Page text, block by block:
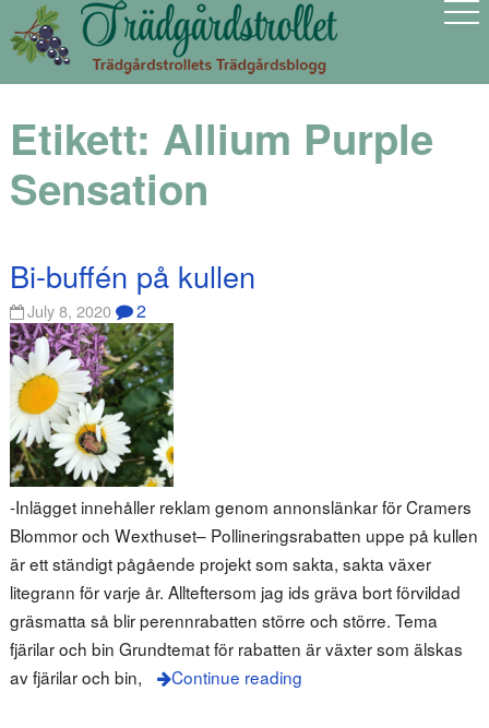
Etikett: Allium Purple
Sensation
Bi-buffén på kullen
July 8, 2020 2
-Inlägget innehåller reklam genom annonslänkar för Cramers
Blommor och Wexthuset– Pollineringsrabatten uppe på kullen
är ett ständigt pågående projekt som sakta, sakta växer
litegrann för varje år. Allteftersom jag ids gräva bort förvildad
gräsmatta så blir perennrabatten större och större. Tema
fjärilar och bin Grundtemat för rabatten är växter som älskas
av fjärilar och bin,
Continue reading